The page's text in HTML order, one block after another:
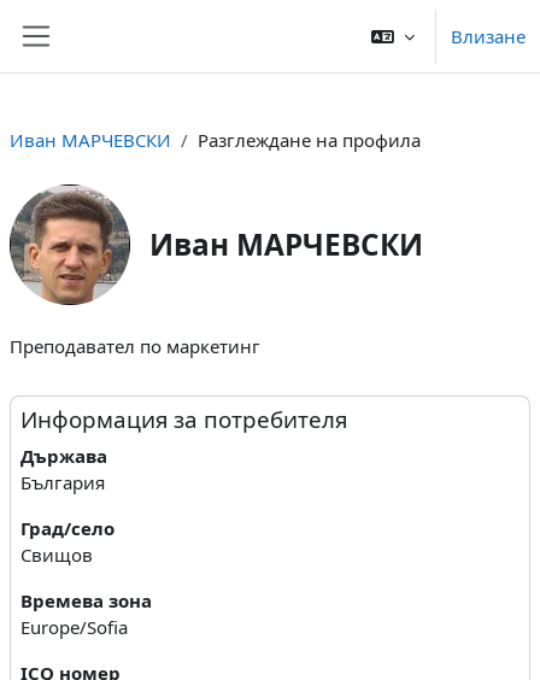
Влизане
Иван МАРЧЕВСКИ Разглеждане на профила
Иван МАРЧЕВСКИ
Преподавател по маркетинг
User profile
Блокове с основно съдържание
Информация за потребителя
Държава
България
Град/село
Свищов
Времева зона
Europe/Sofia
ICQ номер